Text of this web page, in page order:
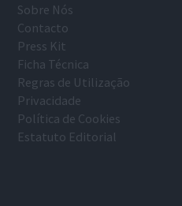
Sobre Nós
Contacto
Press Kit
Ficha Técnica
Regras de Utilização
Privacidade
Política de Cookies
Estatuto Editorial